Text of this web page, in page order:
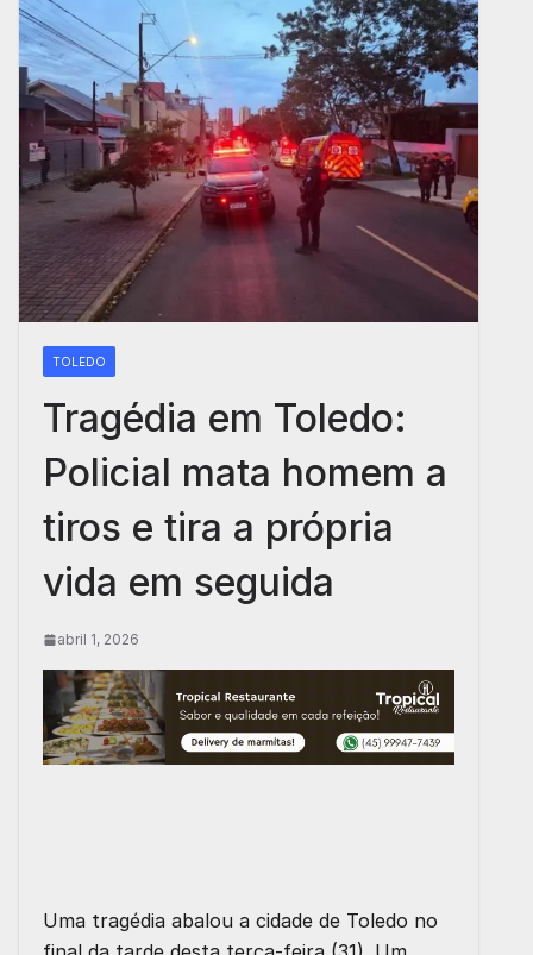
TOLEDO
Tragédia em Toledo:
Policial mata homem a
tiros e tira a própria
vida em seguida
abril 1, 2026
Uma tragédia abalou a cidade de Toledo no